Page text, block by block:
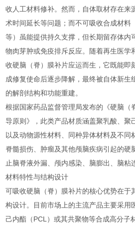
收人工材料修补。然而，自体取材存在来
术时间延长等问题；而不可吸收合成材料
等）虽能提供持久支撑，但长期留存体内
物肉芽肿或免疫排斥反应。随着再生医学
收硬脑（脊）膜补片应运而生，它既能即
成修复使命后逐步降解，最终被自体新生
的解剖结构和功能重建。
根据国家药品监督管理局发布的《硬脑（
导原则》，此类产品材质涵盖聚乳酸、聚
以及动物源性材料、同种异体材料及不同
脊髓损伤、肿瘤及其他颅脑疾病引起的硬
止脑脊液外漏、颅内感染、脑膨出、脑粘
材料特性与结构设计
可吸收硬脑（脊）膜补片的核心优势在于
构设计。目前市场上的主流产品主要采用
己内酯（PCL）或其共聚物等合成高分子